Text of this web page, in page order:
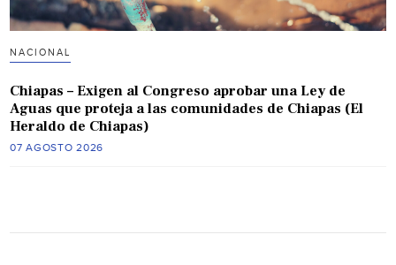
NACIONAL
Chiapas – Exigen al Congreso aprobar una Ley de
Aguas que proteja a las comunidades de Chiapas (El
Heraldo de Chiapas)
07 AGOSTO 2026